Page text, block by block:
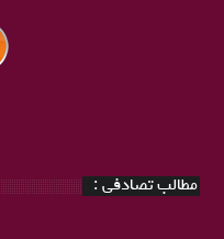
مطالب تصادفی :